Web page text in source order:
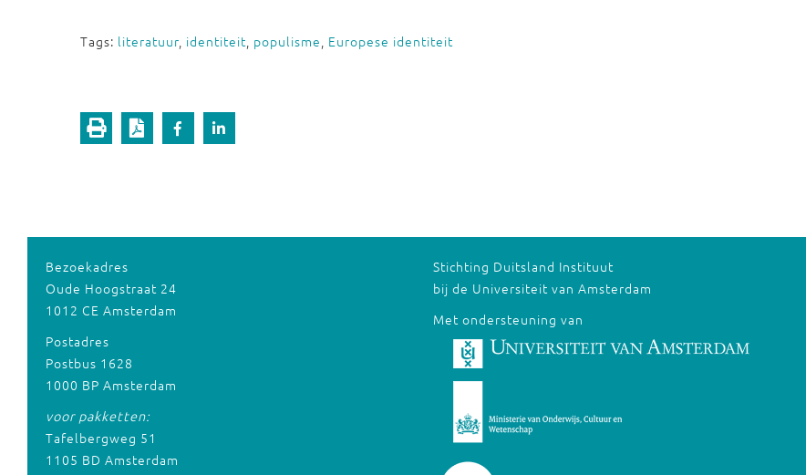
Tags: literatuur, identiteit, populisme, Europese identiteit
Bezoekadres
Oude Hoogstraat 24
1012 CE Amsterdam
Postadres
Postbus 1628
1000 BP Amsterdam
voor pakketten:
Tafelbergweg 51
1105 BD Amsterdam
Stichting Duitsland Instituut
bij de Universiteit van Amsterdam
Met ondersteuning van